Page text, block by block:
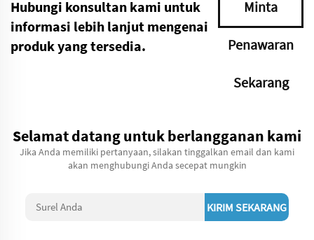
Hubungi konsultan kami untuk
informasi lebih lanjut mengenai
produk yang tersedia.
Minta
Penawaran
Sekarang
Selamat datang untuk berlangganan kami
Jika Anda memiliki pertanyaan, silakan tinggalkan email dan kami
akan menghubungi Anda secepat mungkin
KIRIM SEKARANG